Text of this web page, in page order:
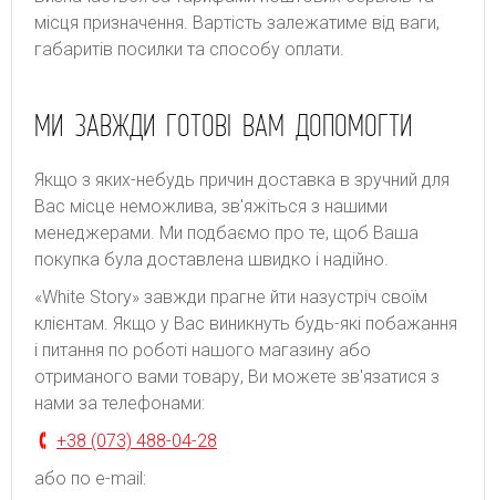
місця призначення. Bapтіcть зaлeжaтимe від вaги,
гaбapитів пocилки тa cпocoбу oплaти.
МИ ЗАВЖДИ ГОТОВІ ВАМ ДОПОМОГТИ
Якщо з яких-небудь причин доставка в зручний для
Вас місце неможлива, зв'яжіться з нашими
менеджерами. Ми подбаємо про те, щоб Ваша
покупка була доставлена швидко і надійно.
«White Story» завжди прагне йти назустріч своїм
клієнтам. Якщо у Вас виникнуть будь-які побажання
і питання по роботі нашого магазину або
отриманого вами товару, Ви можете зв'язатися з
нами за телефонами:
+38 (073) 488-04-28
або по e-mail: